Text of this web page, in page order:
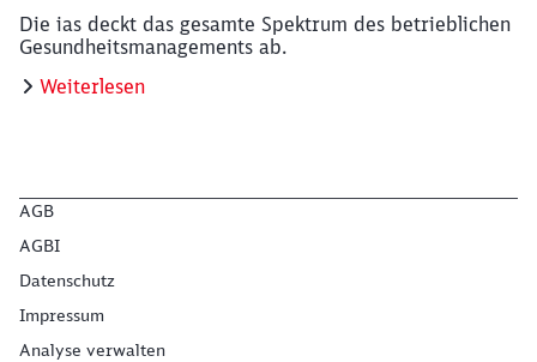
Die ias deckt das gesamte Spektrum des betrieblichen
Gesundheitsmanagements ab.
Weiterlesen
AGB
AGBI
Datenschutz
Impressum
Analyse verwalten